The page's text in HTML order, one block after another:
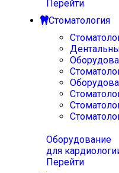
Перейти
Стоматология
Оборудование
для
Перейти